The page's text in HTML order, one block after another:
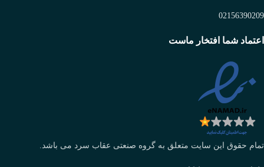
02156390209
اعتماد شما افتخار ماست
تمام حقوق این سایت متعلق به گروه صنعتی عقاب سرد می باشد.